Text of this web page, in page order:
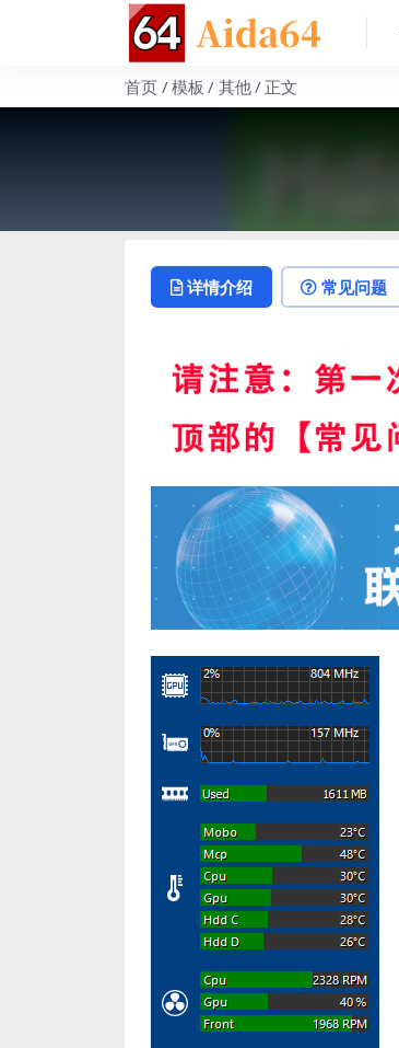
首页 模板 其他 正文
详情介绍 常见问题